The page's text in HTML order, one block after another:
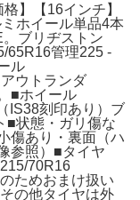
】【16インチ】
ホイール単品4本
ブリヂストン
65R16管理225 -
ル
ウトランダ
■ホイール
IS38刻印あり）ブ
■状態・ガリ傷な
傷あり・裏面（ハ
参照）■タイヤ
70R16
ためおまけ扱い
の他タイヤは外